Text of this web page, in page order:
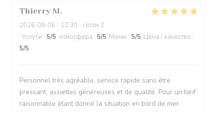
Thierry M
2026-08-06 - 12:30 - гости 2
Услуги : 5/5 Атмосфера : 5/5 Меню : 5/5 Цена / качество :
5/5
Personnel très agréable, service rapide sans être
pressant, assiettes généreuses et de qualité. Pour un tarif
raisonnable étant donné la situation en bord de mer.